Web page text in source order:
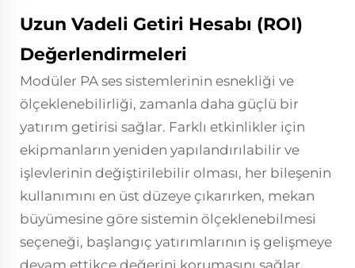
Uzun Vadeli Getiri Hesabı (ROI)
Değerlendirmeleri
Modüler PA ses sistemlerinin esnekliği ve
ölçeklenebilirliği, zamanla daha güçlü bir
yatırım getirisi sağlar. Farklı etkinlikler için
ekipmanların yeniden yapılandırılabilir ve
işlevlerinin değiştirilebilir olması, her bileşenin
kullanımını en üst düzeye çıkarırken, mekan
büyümesine göre sistemin ölçeklenebilmesi
seçeneği, başlangıç yatırımlarının iş gelişmeye